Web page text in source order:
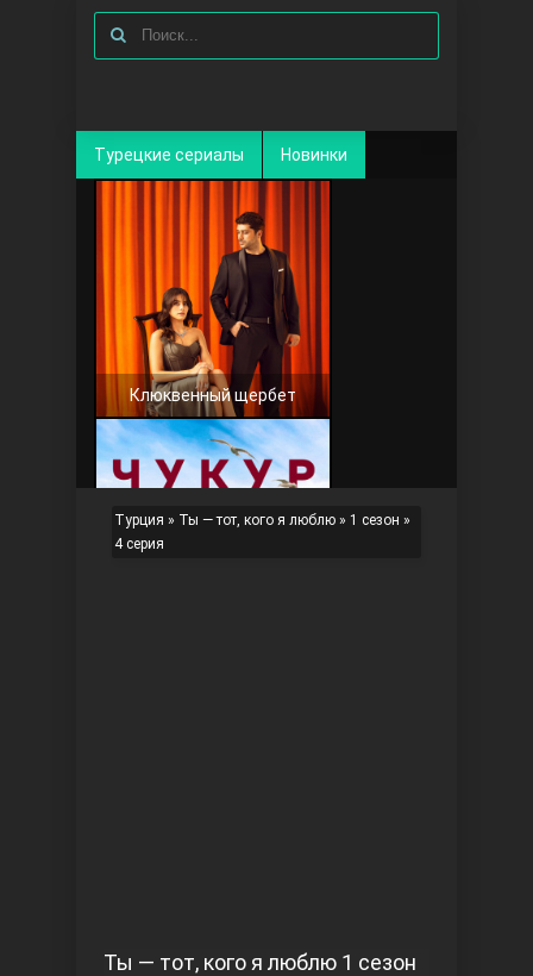
Турецкие сериалы Новинки
Клюквенный щербет
Турция » Ты — тот, кого я люблю » 1 сезон »
4 серия
Ты — тот, кого я люблю 1 сезон